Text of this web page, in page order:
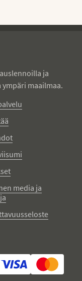
ja
maailmaa.
media ja